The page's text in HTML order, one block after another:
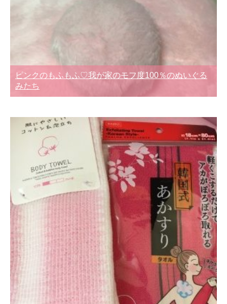
ピンクのもふもふ♡我が家のモフ度100％のぬいぐる
みたち